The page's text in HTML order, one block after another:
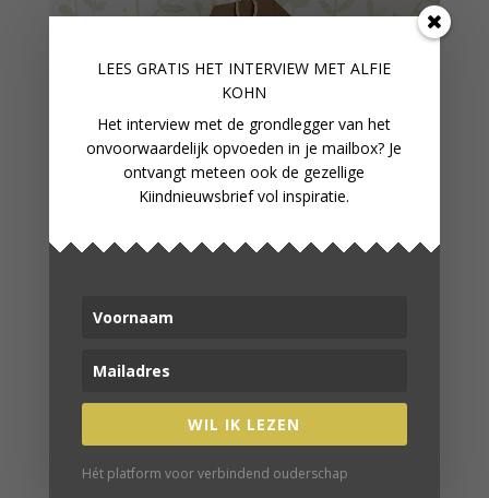
ZELFSTANDIGHEID BIJ JE KIND
LEES GRATIS HET INTERVIEW MET ALFIE
KOHN
Het interview met de grondlegger van het
onvoorwaardelijk opvoeden in je mailbox? Je
ontvangt meteen ook de gezellige
Kiindnieuwsbrief vol inspiratie.
WIL IK LEZEN
Hét platform voor verbindend ouderschap